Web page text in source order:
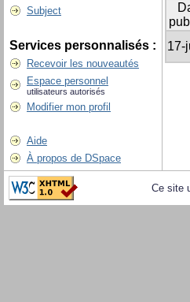
Subject
Services personnalisés :
Recevoir les nouveautés
Espace personnel
utilisateurs autorisés
Modifier mon profil
Aide
À propos de DSpace
17-
Ce site